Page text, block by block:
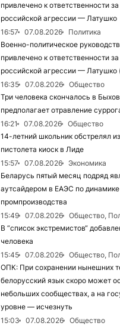
привлечено к ответственности
российской агрессии — Латушко
16:57
07.08.2026
Политика
Военно-политическое
привлечено к ответственности
российской агрессии — Латушко
16:35
07.08.2026
Общество
Три человека скончалось в
предполагает отравление
16:21
07.08.2026
Общество
14-летний школьник обстрелял
пистолета киоск в Лиде
15:57
07.08.2026
Экономика
Беларусь пятый месяц подряд
аутсайдером в ЕАЭС по динамике
промпроизводства
15:49
07.08.2026
Общество,
В “список экстремистов“
человека
15:45
07.08.2026
Общество,
ОПК: При сохранении нынешних
белорусский язык скоро может
небольших сообществах, а на
уровне — исчезнуть
15:03
07.08.2026
Общество